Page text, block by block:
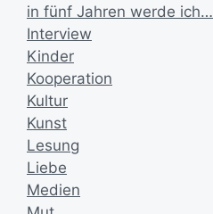
in fünf Jahren werde ich…
Interview
Kinder
Kooperation
Kultur
Kunst
Lesung
Liebe
Medien